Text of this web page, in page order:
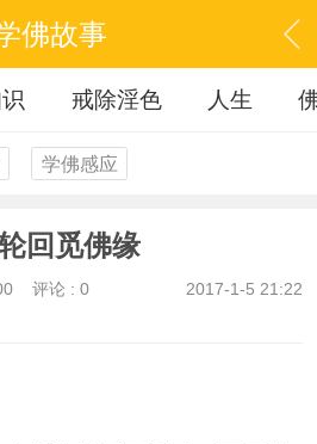
佛故事
戒除淫色 人生
学佛感应
回觅佛缘
2017-1-5 21:22
评论 : 0